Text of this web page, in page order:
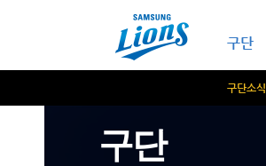
구단
구단소식
구단